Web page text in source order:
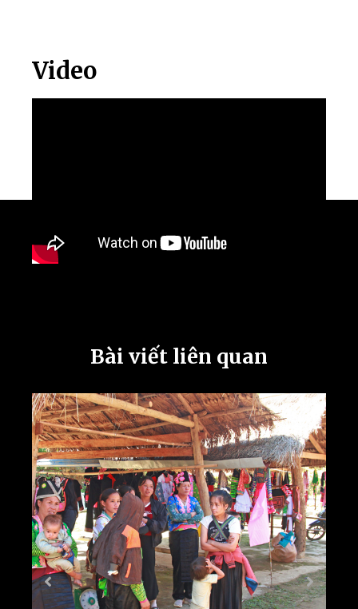
Video
Bài viết liên quan